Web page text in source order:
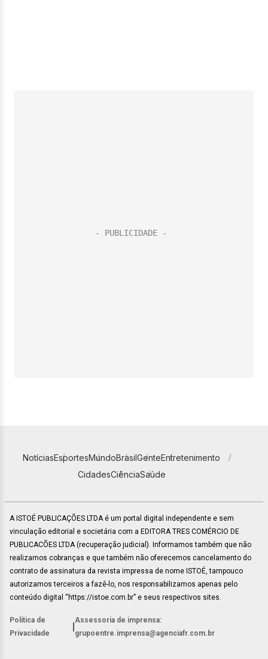
NotíciasEsportesMundoBrasilGenteEntretenimento
CidadesCiênciaSaúde
A ISTOÉ PUBLICAÇÕES LTDA é um portal digital independente e sem
vinculação editorial e societária com a EDITORA TRES COMÉRCIO DE
PUBLICACÕES LTDA (recuperação judicial). Informamos também que não
realizamos cobranças e que também não oferecemos cancelamento do
contrato de assinatura da revista impressa de nome ISTOÉ, tampouco
autorizamos terceiros a fazê-lo, nos responsabilizamos apenas pelo
conteúdo digital “https://istoe.com.br” e seus respectivos sites.
Política de
Privacidade
Assessoria de imprensa:
grupoentre.imprensa@agenciafr.com.br